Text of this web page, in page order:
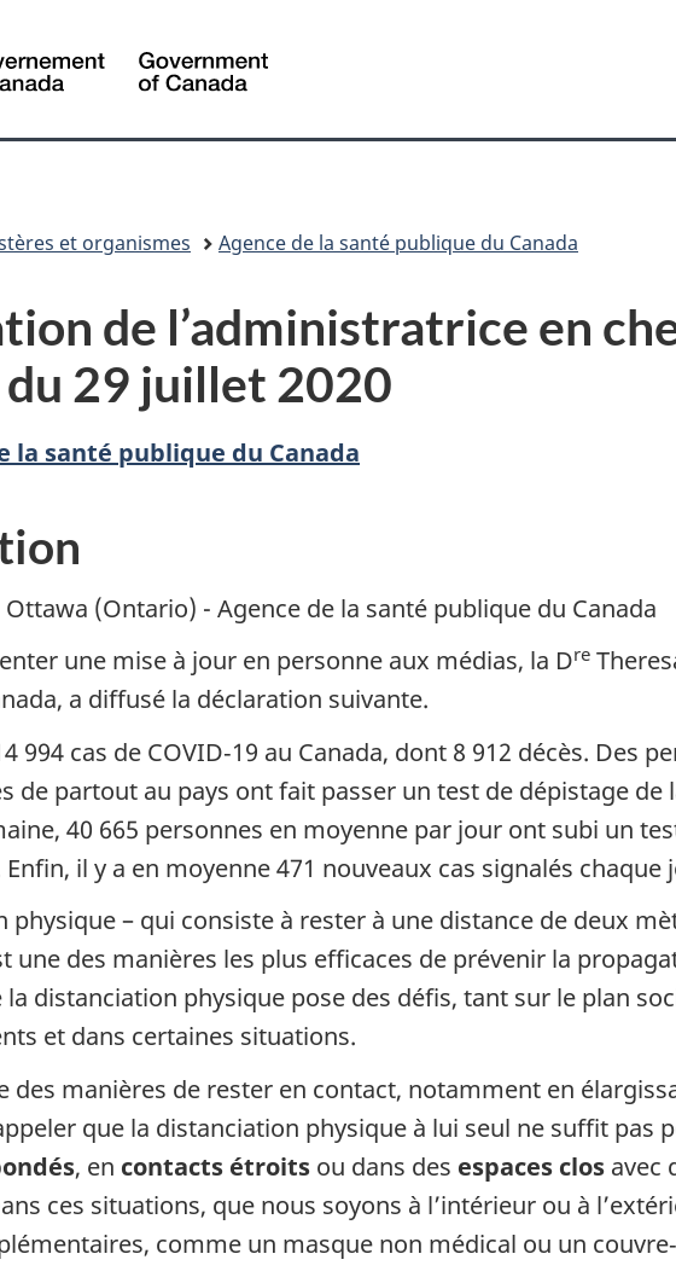
sujet
HTML
Canada
et organismes Agence de la santé publique du Canada
de l’administratrice en
du 29 juillet 2020
la santé publique du Canada
(Ontario) - Agence de la santé publique du Canada
une mise à jour en personne aux médias, la Dre
a diffusé la déclaration suivante.
994 cas de COVID‑19 au Canada, dont 8 912 décès. Des
de partout au pays ont fait passer un test de dépistage de
40 665 personnes en moyenne par jour ont subi un
il y a en moyenne 471 nouveaux cas signalés chaque
physique – qui consiste à rester à une distance de deux
une des manières les plus efficaces de prévenir la
la distanciation physique pose des défis, tant sur le plan
et dans certaines situations.
des manières de rester en contact, notamment en
que la distanciation physique à lui seul ne suffit
, en contacts étroits ou dans des espaces clos avec
ces situations, que nous soyons à l’intérieur ou à
comme un masque non médical ou un